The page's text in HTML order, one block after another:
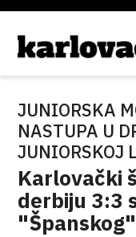
JUNIORSKA
NASTUPA U
JUNIORSKOJ
Karlovački
derbiju 3:3